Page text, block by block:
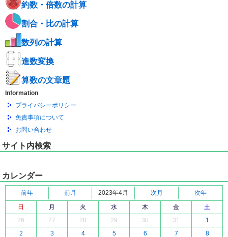
約数・倍数の計算
割合・比の計算
数列の計算
進数変換
算数の文章題
Information
プライバシーポリシー
免責事項について
お問い合わせ
サイト内検索
カレンダー
前年 前月 2023年4月 次月
次年
日
月 火 水 木 金
土
26
27 28 29 30 31
1
2
3 4 5 6 7 8